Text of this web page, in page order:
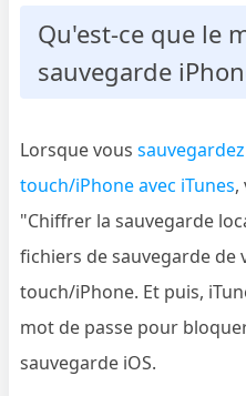
Qu'est-ce que le
sauvegarde
Lorsque vous
touch/iPhone avec iTunes,
"Chiffrer la sauvegarde
fichiers de sauvegarde de
touch/iPhone. Et puis,
mot de passe pour
sauvegarde iOS.